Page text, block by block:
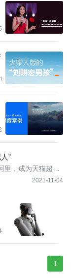
”
2021-11-04
，成为天猫超级
营销世界。在未来
1